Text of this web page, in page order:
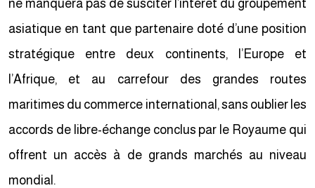
ne manquera pas de susciter l’intérêt du groupement
asiatique en tant que partenaire doté d’une position
stratégique entre deux continents, l’Europe et
l’Afrique, et au carrefour des grandes routes
maritimes du commerce international, sans oublier les
accords de libre-échange conclus par le Royaume qui
offrent un accès à de grands marchés au niveau
mondial.